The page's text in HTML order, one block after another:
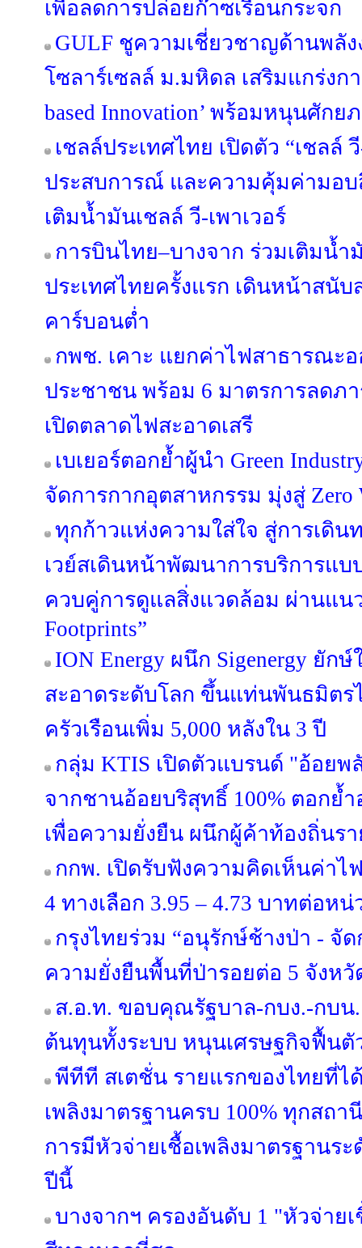
เพื่อลดการปล่อยก๊าซเรือนกระจก
GULF ชูความเชี่ยวชาญด้านพลั
โซลาร์เซลล์ ม.มหิดล เสริมแกร่งก
based Innovation’ พร้อมหนุนศักย
เชลล์ประเทศไทย เปิดตัว “เชลล์
ประสบการณ์ และความคุ้มค่ามอ
เติมน้ำมันเชลล์ วี-เพาเวอร์
การบินไทย–บางจาก ร่วมเติมน้ำ
ประเทศไทยครั้งแรก เดินหน้าสนั
คาร์บอนต่ำ
กพช. เคาะ แยกค่าไฟสาธารณะ
ประชาชน พร้อม 6 มาตรการลดภ
เปิดตลาดไฟสะอาดเสรี
เบเยอร์ตอกย้ำผู้นำ Green
จัดการกากอุตสาหกรรม มุ่งสู่ Zero
ทุกก้าวแห่งความใส่ใจ สู่การเดิน
เวย์สเดินหน้าพัฒนาการบริการแบบ
ควบคู่การดูแลสิ่งแวดล้อม ผ่านแน
Footprints”
ION Energy ผนึก Sigenergy ยัก
สะอาดระดับโลก ขึ้นแท่นพันธมิตร
ครัวเรือนเพิ่ม 5,000 หลังใน 3 ปี
กลุ่ม KTIS เปิดตัวแบรนด์ "อ้อย
จากชานอ้อยบริสุทธิ์ 100% ตอกย้
เพื่อความยั่งยืน ผนึกผู้ค้าท้องถิ่นร
กกพ. เปิดรับฟังความคิดเห็นค่าไ
4 ทางเลือก 3.95 – 4.73 บาทต่อหน่
กรุงไทยร่วม “อนุรักษ์ช้างป่า - จั
ความยั่งยืนพื้นที่ป่ารอยต่อ 5 จังห
ส.อ.ท. ขอบคุณรัฐบาล-กบง.-กบ
ต้นทุนทั้งระบบ หนุนเศรษฐกิจฟื้นตั
พีทีที สเตชั่น รายแรกของไทยที่
เพลิงมาตรฐานครบ 100% ทุกสถา
การมีหัวจ่ายเชื้อเพลิงมาตรฐานร
ปีนี้
บางจากฯ ครองอันดับ 1 "หัวจ่าย